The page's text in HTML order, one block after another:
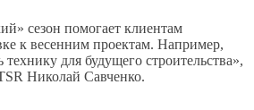
сезон помогает клиентам
к весенним проектам. Например,
технику для будущего строительства»,
Николай Савченко.